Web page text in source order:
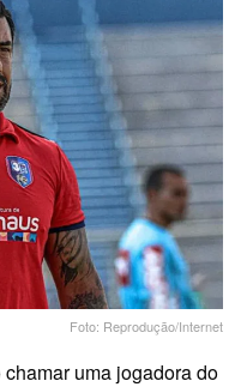
Foto: Reprodução/Internet
uma jogadora do